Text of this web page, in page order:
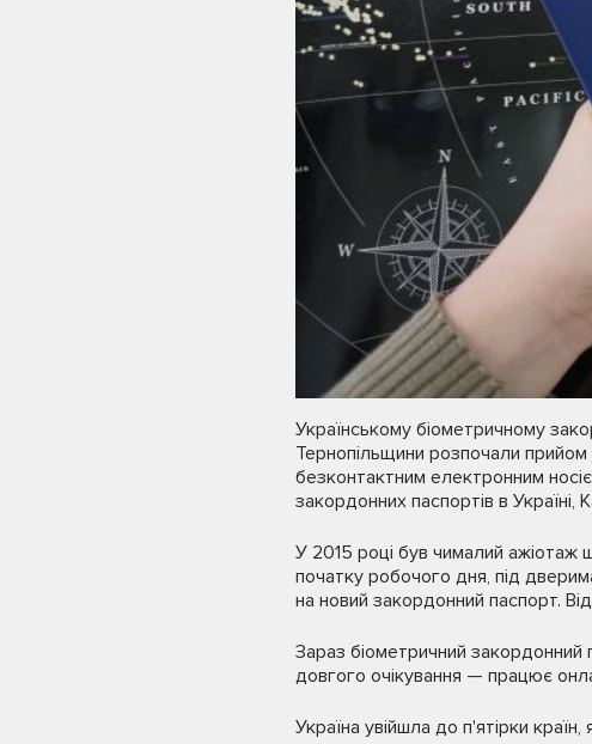
Українському біометричному
Тернопільщини розпочали
безконтактним електронним
закордонних паспортів в Україні,
У 2015 році був чималий ажіотаж
початку робочого дня, під
на новий закордонний паспорт.
Зараз біометричний закордонний
довгого очікування — працює
Україна увійшла до п'ятірки